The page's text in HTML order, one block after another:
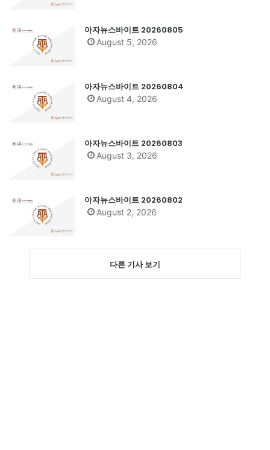
아자뉴스바이트 20260805
August 5, 2026
아자뉴스바이트 20260804
August 4, 2026
아자뉴스바이트 20260803
August 3, 2026
아자뉴스바이트 20260802
August 2, 2026
다른 기사 보기